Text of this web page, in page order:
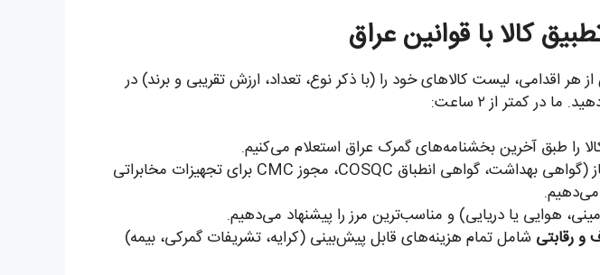
اقدامی، لیست کالاهای خود را (با ذکر نوع، تعداد، ارزش تقریبی و برند) در
در کمتر از ۲ ساعت:
را طبق آخرین بخشنامه‌های گمرک عراق استعلام می‌کنیم.
مدارک خاص مورد نیاز (گواهی بهداشت، گواهی انطباق COSQC، مجوز CMC برای تجهیزات مخابراتی
می‌دهیم.
هوایی یا دریایی) و مناسب‌ترین مرز را پیشنهاد می‌دهیم.
و رقابتی شامل تمام هزینه‌های قابل پیش‌بینی (کرایه، تشریفات گمرکی، بیمه)